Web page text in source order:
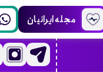
مجله ایرانیان